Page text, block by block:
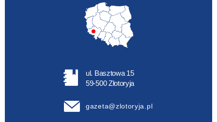
ul. Basztowa 15
59-500 Złotoryja
gazeta@zlotoryja.pl